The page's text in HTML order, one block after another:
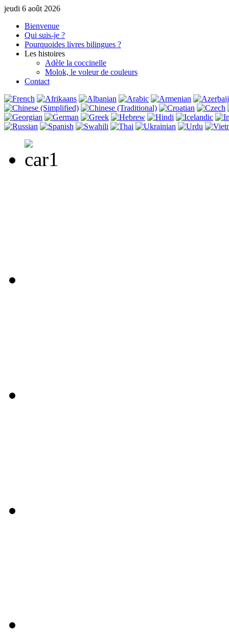
jeudi 6 août 2026
Bienvenue
Qui suis-je ?
Pourquoides livres bilingues ?
Les histoires
Adèle la coccinelle
Molok, le voleur de couleurs
Contact